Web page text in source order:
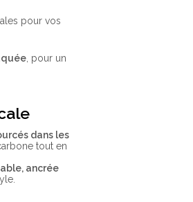
pour vos
, pour un
dans les
tout en
ancrée